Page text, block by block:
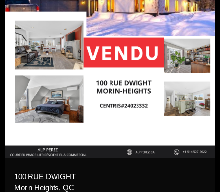
100 RUE DWIGHT
Morin Heights, QC